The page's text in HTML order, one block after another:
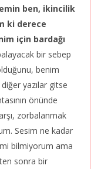
ben, ikincilik
ki derece
için bardağı
bir sebep
benim
yazılar gitse
önünde
zorbalanmak
Sesim ne kadar
bilmiyorum ama
sonra bir